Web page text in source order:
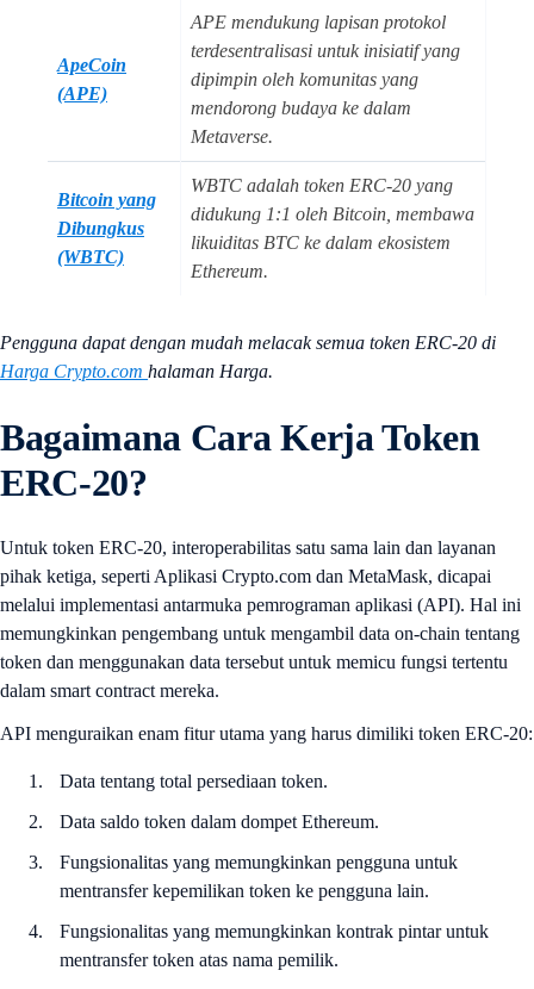
ApeCoin
(APE)
APE mendukung lapisan protokol
terdesentralisasi untuk inisiatif yang
dipimpin oleh komunitas yang
mendorong budaya ke dalam
Metaverse.
Bitcoin yang
Dibungkus
(WBTC)
WBTC adalah token ERC-20 yang
didukung 1:1 oleh Bitcoin, membawa
likuiditas BTC ke dalam ekosistem
Ethereum.
Pengguna dapat dengan mudah melacak semua token ERC-20 di
Harga Crypto.com halaman Harga.
Bagaimana Cara Kerja Token
ERC-20?
Untuk token ERC-20, interoperabilitas satu sama lain dan layanan
pihak ketiga, seperti Aplikasi Crypto.com dan MetaMask, dicapai
melalui implementasi antarmuka pemrograman aplikasi (API). Hal ini
memungkinkan pengembang untuk mengambil data on-chain tentang
token dan menggunakan data tersebut untuk memicu fungsi tertentu
dalam smart contract mereka.
API menguraikan enam fitur utama yang harus dimiliki token ERC-20:
Data tentang total persediaan token.
Data saldo token dalam dompet Ethereum.
Fungsionalitas yang memungkinkan pengguna untuk
mentransfer kepemilikan token ke pengguna lain.
Fungsionalitas yang memungkinkan kontrak pintar untuk
mentransfer token atas nama pemilik.